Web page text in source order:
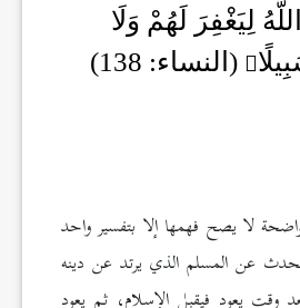
لِيَغْفِرَ لَهُمْ وَلَا
(النساء: 138)
لا يصح فهمها إلا بتفسير واحد
عن المسلم الذي يرتد عن دينه